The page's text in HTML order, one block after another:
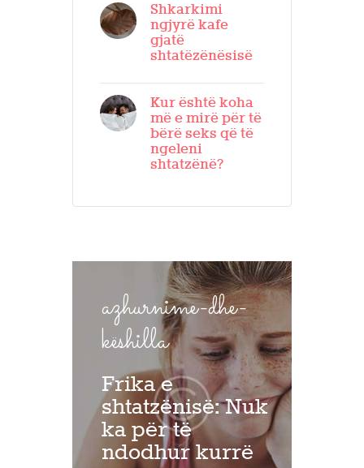
Shkarkimi
ngjyrë kafe
gjatë
shtatëzënësisë
Kur është koha
më e mirë për të
bërë seks që të
ngeleni
shtatzënë?
azhurnime-dhe-
këshilla
Frika e
shtatzënisë: Nuk
ka për të
ndodhur kurrë